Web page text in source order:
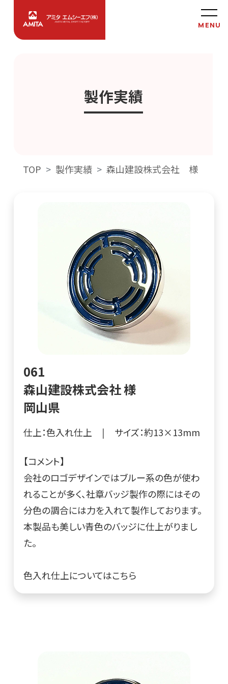
製作実績
TOP 製作実績 森山建設株式会社 様
061
森山建設株式会社 様
岡山県
仕上：色入れ仕上 | サイズ：約13×13mm
【コメント】
会社のロゴデザインではブルー系の色が使わ
れることが多く、社章バッジ製作の際にはその
分色の調合には力を入れて製作しております。
本製品も美しい青色のバッジに仕上がりまし
た。
色入れ仕上についてはこちら